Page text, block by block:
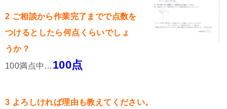
2 ご相談から作業完了までで点数を
つけるとしたら何点くらいでしょ
うか？
100満点中… 100点
3 よろしければ理由も教えてください。